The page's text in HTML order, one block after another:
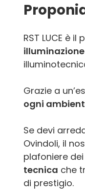
RST LUCE è
Grazie a
ogni
Se devi
Ovindoli, il
plafoniere dei
tecnica che
di prestigio.